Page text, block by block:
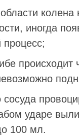
иногда
процесс;
происходит
сосуда
ударе
100 мл.